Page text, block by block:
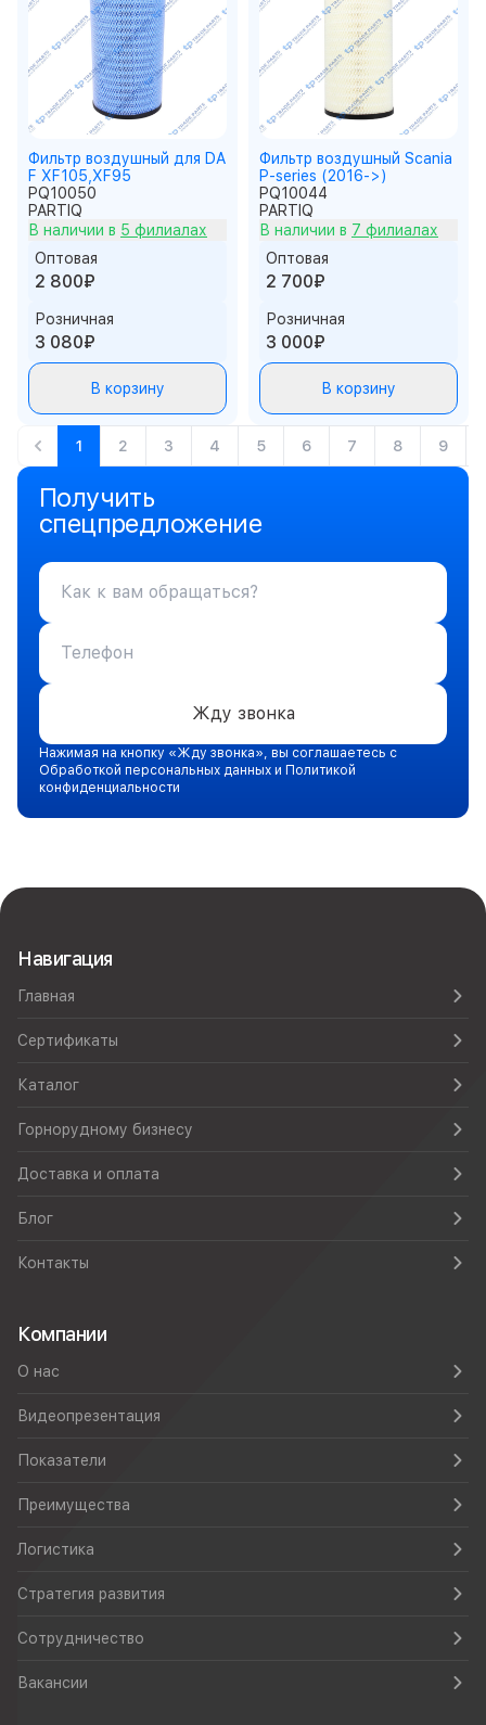
Фильтр воздушный для DA
F XF105,XF95
PQ10050
PARTIQ
В наличии в 5 филиалах
Оптовая
2 800₽
Розничная
3 080₽
В корзину
Фильтр воздушный Scania
P-series (2016->)
PQ10044
PARTIQ
В наличии в 7 филиалах
Оптовая
2 700₽
Розничная
3 000₽
В корзину
1 2 3 4 5 6 7 8 9
Получить
спецпредложение
Жду звонка
Нажимая на кнопку «Жду звонка», вы соглашаетесь с
Обработкой персональных данных и Политикой
конфиденциальности
Навигация
Главная
Сертификаты
Каталог
Горнорудному бизнесу
Доставка и оплата
Блог
Контакты
Компании
О нас
Видеопрезентация
Показатели
Преимущества
Логистика
Стратегия развития
Сотрудничество
Вакансии